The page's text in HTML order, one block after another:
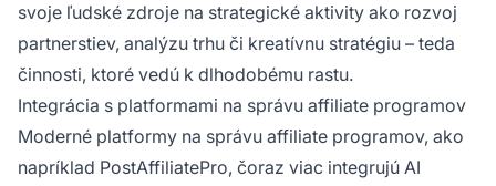
svoje ľudské zdroje na strategické aktivity ako rozvoj
partnerstiev, analýzu trhu či kreatívnu stratégiu – teda
činnosti, ktoré vedú k dlhodobému rastu.
Integrácia s platformami na správu affiliate programov
Moderné platformy na správu affiliate programov, ako
napríklad PostAffiliatePro, čoraz viac integrujú AI